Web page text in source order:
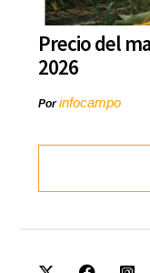
Precio del
2026
Porinfocampo